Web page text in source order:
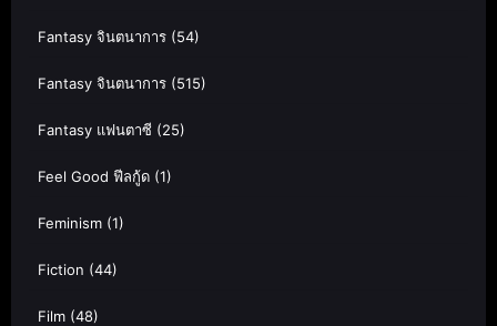
Fantasy จินตนาการ (54)
Fantasy จินตนาการ (515)
Fantasy แฟนตาซี (25)
Feel Good ฟีลกู้ด (1)
Feminism (1)
Fiction (44)
Film (48)